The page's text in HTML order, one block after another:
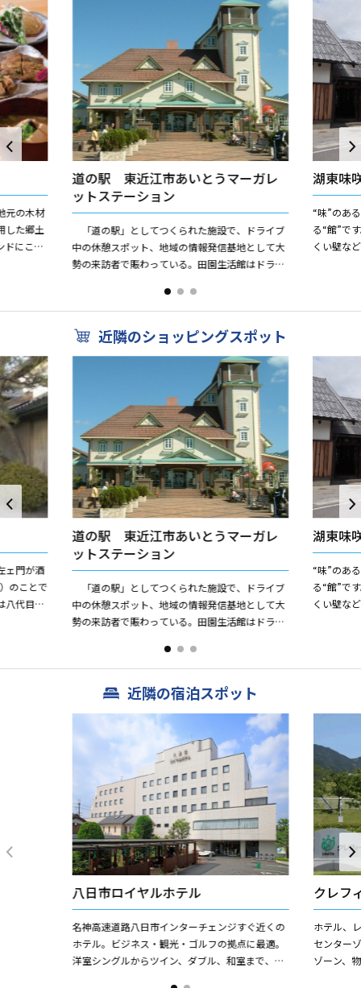
元の木材
した郷土
ドにこだ
道の駅 東近江市あいとうマーガレ
ットステーション
「道の駅」としてつくられた施設で、ドライブ
中の休憩スポット、地域の情報発信基地として大
勢の来訪者で賑わっている。田園生活館はドライ
クゼーションスポットで、...
湖東味
“味”のあ
る“館”で
くい壁な
近隣のショッピングスポット
ェ門が酒
のことで
八代目に
道の駅 東近江市あいとうマーガレ
ットステーション
「道の駅」としてつくられた施設で、ドライブ
中の休憩スポット、地域の情報発信基地として大
勢の来訪者で賑わっている。田園生活館はドライ
クゼーションスポットで、...
湖東味
“味”のあ
る“館”で
くい壁な
近隣の宿泊スポット
八日市ロイヤルホテル
名神高速道路八日市インターチェンジすぐ近くの
ホテル。ビジネス・観光・ゴルフの拠点に最適。
洋室シングルからツイン、ダブル、和室まで、プ
クレフ
ホテル、
センター
ゾーン、